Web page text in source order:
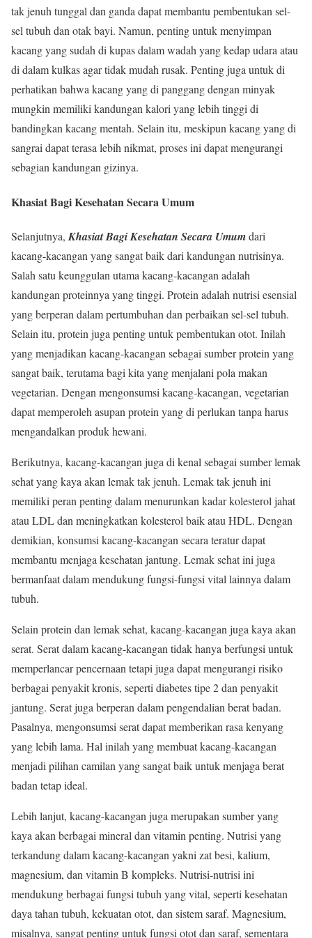
tak jenuh tunggal dan ganda dapat membantu pembentukan sel-
sel tubuh dan otak bayi. Namun, penting untuk menyimpan
kacang yang sudah di kupas dalam wadah yang kedap udara atau
di dalam kulkas agar tidak mudah rusak. Penting juga untuk di
perhatikan bahwa kacang yang di panggang dengan minyak
mungkin memiliki kandungan kalori yang lebih tinggi di
bandingkan kacang mentah. Selain itu, meskipun kacang yang di
sangrai dapat terasa lebih nikmat, proses ini dapat mengurangi
sebagian kandungan gizinya.
Khasiat Bagi Kesehatan Secara Umum
Selanjutnya, Khasiat Bagi Kesehatan Secara Umumdari
kacang-kacangan yang sangat baik dari kandungan nutrisinya.
Salah satu keunggulan utama kacang-kacangan adalah
kandungan proteinnya yang tinggi. Protein adalah nutrisi esensial
yang berperan dalam pertumbuhan dan perbaikan sel-sel tubuh.
Selain itu, protein juga penting untuk pembentukan otot. Inilah
yang menjadikan kacang-kacangan sebagai sumber protein yang
sangat baik, terutama bagi kita yang menjalani pola makan
vegetarian. Dengan mengonsumsi kacang-kacangan, vegetarian
dapat memperoleh asupan protein yang di perlukan tanpa harus
mengandalkan produk hewani.
Berikutnya, kacang-kacangan juga di kenal sebagai sumber lemak
sehat yang kaya akan lemak tak jenuh. Lemak tak jenuh ini
memiliki peran penting dalam menurunkan kadar kolesterol jahat
atau LDL dan meningkatkan kolesterol baik atau HDL. Dengan
demikian, konsumsi kacang-kacangan secara teratur dapat
membantu menjaga kesehatan jantung. Lemak sehat ini juga
bermanfaat dalam mendukung fungsi-fungsi vital lainnya dalam
tubuh.
Selain protein dan lemak sehat, kacang-kacangan juga kaya akan
serat. Serat dalam kacang-kacangan tidak hanya berfungsi untuk
memperlancar pencernaan tetapi juga dapat mengurangi risiko
berbagai penyakit kronis, seperti diabetes tipe 2 dan penyakit
jantung. Serat juga berperan dalam pengendalian berat badan.
Pasalnya, mengonsumsi serat dapat memberikan rasa kenyang
yang lebih lama. Hal inilah yang membuat kacang-kacangan
menjadi pilihan camilan yang sangat baik untuk menjaga berat
badan tetap ideal.
Lebih lanjut, kacang-kacangan juga merupakan sumber yang
kaya akan berbagai mineral dan vitamin penting. Nutrisi yang
terkandung dalam kacang-kacangan yakni zat besi, kalium,
magnesium, dan vitamin B kompleks. Nutrisi-nutrisi ini
mendukung berbagai fungsi tubuh yang vital, seperti kesehatan
daya tahan tubuh, kekuatan otot, dan sistem saraf. Magnesium,
misalnya, sangat penting untuk fungsi otot dan saraf, sementara